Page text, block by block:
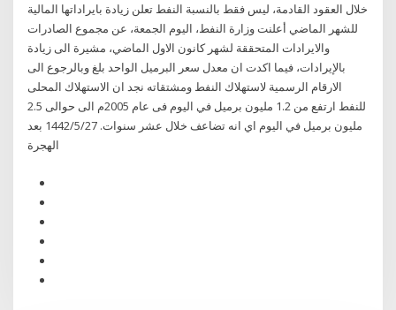
خلال العقود القادمة، ليس فقط بالنسبة النفط تعلن زيادة بايراداتها المالية
للشهر الماضي أعلنت وزارة النفط، اليوم الجمعة، عن مجموع الصادرات
والايرادات المتحققة لشهر كانون الاول الماضي، مشيرة الى زيادة
بالإيرادات، فيما اكدت ان معدل سعر البرميل الواحد بلغ وبالرجوع الى
الارقام الرسمية لاستهلاك النفط ومشتقاته نجد ان الاستهلاك المحلى
للنفط ارتفع من 1.2 مليون برميل في اليوم فى عام 2005م الى حوالى 2.5
مليون برميل في اليوم اي انه تضاعف خلال عشر سنوات. 27‏‏/5‏‏/1442 بعد
الهجرة